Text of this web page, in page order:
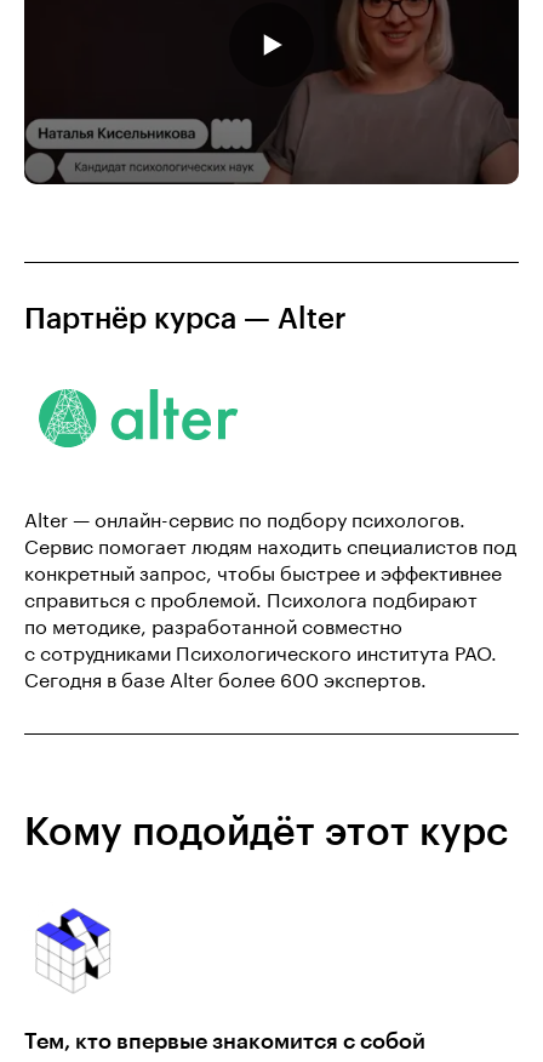
Партнёр курса — Alter
Alter — онлайн-сервис по подбору психологов.
Сервис помогает людям находить специалистов под
конкретный запрос, чтобы быстрее и эффективнее
справиться с проблемой. Психолога подбирают
по методике, разработанной совместно
с сотрудниками Психологического института РАО.
Сегодня в базе Alter более 600 экспертов.
Кому подойдёт этот курс
Тем, кто впервые знакомится с собой